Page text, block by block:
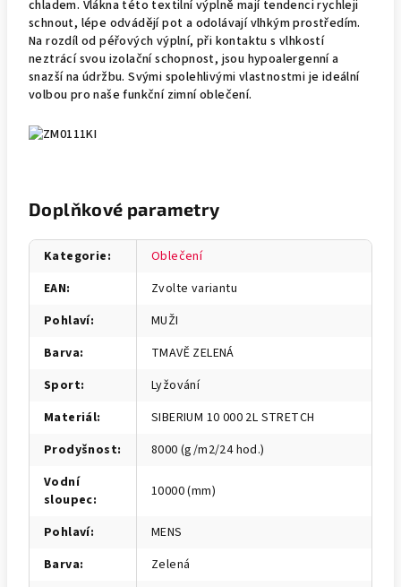
chladem. Vlákna této textilní výplně mají tendenci rychleji
schnout, lépe odvádějí pot a odolávají vlhkým prostředím.
Na rozdíl od péřových výplní, při kontaktu s vlhkostí
neztrácí svou izolační schopnost, jsou hypoalergenní a
snazší na údržbu. Svými spolehlivými vlastnostmi je ideální
volbou pro naše funkční zimní oblečení.
Doplňkové parametry
Kategorie:
Oblečení
EAN:
Zvolte variantu
Pohlaví:
MUŽI
Barva:
TMAVĚ ZELENÁ
Sport:
Lyžování
Materiál:
SIBERIUM 10 000 2L STRETCH
Prodyšnost:
8000 (g/m2/24 hod.)
Vodní
sloupec: 10000 (mm)
Pohlaví:
MENS
Barva:
Zelená